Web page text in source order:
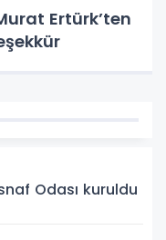
Ertürk’ten
Odası kuruldu